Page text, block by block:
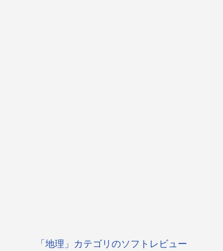
「地理」カテゴリのソフトレビュー